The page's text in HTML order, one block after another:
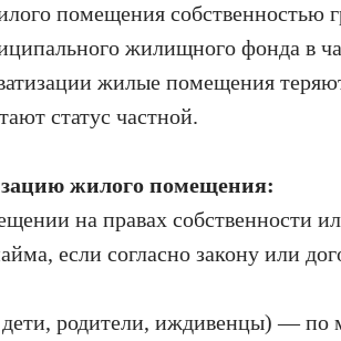
помещения собственностью
жилищного фонда в
жилые помещения
статус частной.
жилого помещения:
на правах собственности
если согласно закону или
родители, иждивенцы) — по